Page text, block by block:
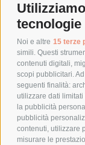
tecnologie
Noi e altre 15 terze
simili. Questi
contenuti digitali,
scopi pubblicitari.
seguenti finalità:
utilizzare dati
la pubblicità
pubblicità
contenuti, utilizzare
misurare le